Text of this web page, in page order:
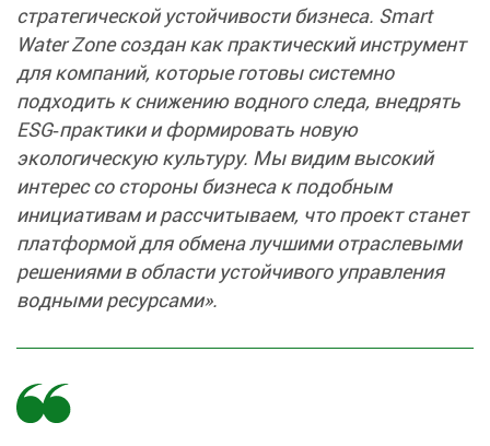
стратегической устойчивости бизнеса. Smart
Water Zone создан как практический инструмент
для компаний, которые готовы системно
подходить к снижению водного следа, внедрять
ESG‑практики и формировать новую
экологическую культуру. Мы видим высокий
интерес со стороны бизнеса к подобным
инициативам и рассчитываем, что проект станет
платформой для обмена лучшими отраслевыми
решениями в области устойчивого управления
водными ресурсами».